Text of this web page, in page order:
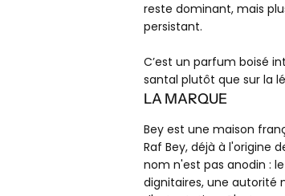
reste dominant, mais
persistant.
C’est un parfum boisé
santal plutôt que sur la
LA MARQUE
Bey est une maison
Raf Bey, déjà à l'origine
nom n'est pas anodin :
dignitaires, une autorité
LE